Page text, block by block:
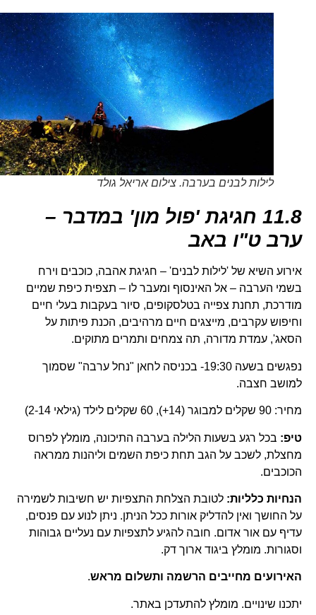
לילות לבנים בערבה. צילום אריאל גולד
11.8 חגיגת 'פול מון' במדבר –
ערב ט"ו באב
אירוע השיא של 'לילות לבנים' – חגיגת אהבה, כוכבים וירח
בשמי הערבה – אל האינסוף ומעבר לו – תצפית כיפת שמיים
מודרכת, תחנת צפייה בטלסקופים, סיור בעקבות בעלי חיים
וחיפוש עקרבים, מייצגים חיים מרהיבים, הכנת פיתות על
הסאג', עמדת מדורה, תה צמחים ותמרים מתוקים.
נפגשים בשעה 19:30- בכניסה לחאן "נחל ערבה" שסמוך
למושב חצבה.
מחיר: 90 שקלים למבוגר (14+), 60 שקלים לילד (גילאי 2-14)
טיפ:בכל רגע בשעות הלילה בערבה התיכונה, מומלץ לפרוס
מחצלת, לשכב על הגב תחת כיפת השמים וליהנות ממראה
הכוכבים.
הנחיות כלליות:לטובת הצלחת התצפיות יש חשיבות לשמירה
על החושך ואין להדליק אורות ככל הניתן. ניתן לנוע עם פנסים,
עדיף עם אור אדום. חובה להגיע לתצפיות עם נעליים גבוהות
וסגורות. מומלץ ביגוד ארוך דק.
האירועים מחייבים הרשמה ותשלום מראש.
יתכנו שינויים. מומלץ להתעדכן באתר.